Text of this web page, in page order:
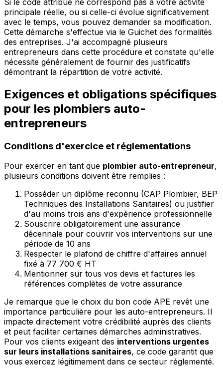
principale réelle, ou si celle-ci évolue significativement
avec le temps, vous pouvez demander sa modification.
Cette démarche s'effectue via le Guichet des formalités
des entreprises. J'ai accompagné plusieurs
entrepreneurs dans cette procédure et constate qu'elle
nécessite généralement de fournir des justificatifs
démontrant la répartition de votre activité.
Exigences et obligations spécifiques
pour les plombiers auto-
entrepreneurs
Conditions d'exercice et réglementations
Pour exercer en tant que plombier auto-entrepreneur,
plusieurs conditions doivent être remplies :
Posséder un diplôme reconnu (CAP Plombier, BEP
Techniques des Installations Sanitaires) ou justifier
d'au moins trois ans d'expérience professionnelle
Souscrire obligatoirement une assurance
décennale pour couvrir vos interventions sur une
période de 10 ans
Respecter le plafond de chiffre d'affaires annuel
fixé à 77 700 € HT
Mentionner sur tous vos devis et factures les
références complètes de votre assurance
Je remarque que le choix du bon code APE revêt une
importance particulière pour les auto-entrepreneurs. Il
impacte directement votre crédibilité auprès des clients
et peut faciliter certaines démarches administratives.
Pour vos clients exigeant des interventions urgentes
sur leurs installations sanitaires, ce code garantit que
vous exercez légitimement dans ce secteur réglementé.